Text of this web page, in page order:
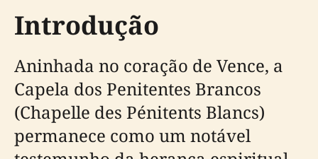
Introdução
Aninhada no coração de Vence, a
Capela dos Penitentes Brancos
(Chapelle des Pénitents Blancs)
permanece como um notável